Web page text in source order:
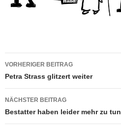
Beitragsnavigation
VORHERIGER BEITRAG
Petra Strass glitzert weiter
NÄCHSTER BEITRAG
Bestatter haben leider mehr zu tun